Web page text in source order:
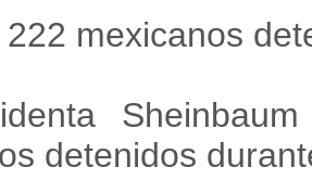
mexicanos
detenidos